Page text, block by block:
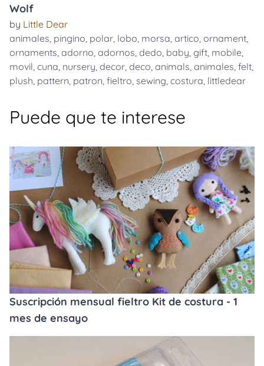
Wolf
by Little Dear
animales, pingino, polar, lobo, morsa, artico, ornament,
ornaments, adorno, adornos, dedo, baby, gift, mobile,
movil, cuna, nursery, decor, deco, animals, animales, felt,
plush, pattern, patron, fieltro, sewing, costura, littledear
Puede que te interese
Suscripción mensual fieltro Kit de costura - 1
mes de ensayo